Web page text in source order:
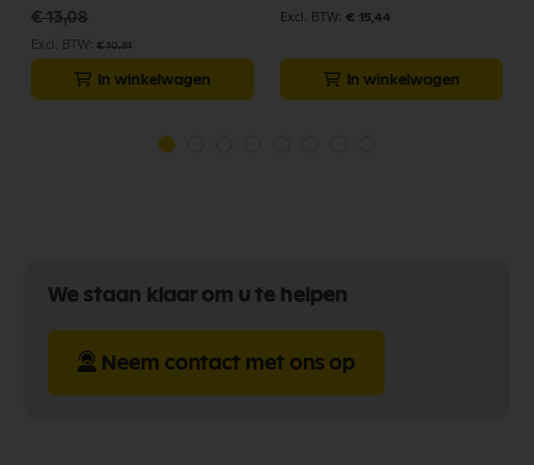
€ 13,08
€ 10,81
In winkelwagen
€ 15,44
In winkelwagen
We staan klaar om u te helpen
Neem contact met ons op